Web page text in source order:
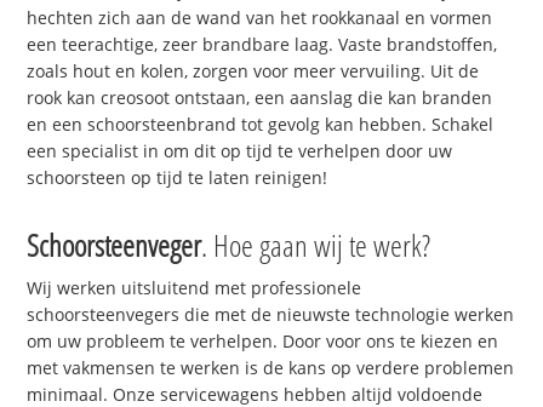
hechten zich aan de wand van het rookkanaal en vormen
een teerachtige, zeer brandbare laag. Vaste brandstoffen,
zoals hout en kolen, zorgen voor meer vervuiling. Uit de
rook kan creosoot ontstaan, een aanslag die kan branden
en een schoorsteenbrand tot gevolg kan hebben. Schakel
een specialist in om dit op tijd te verhelpen door uw
schoorsteen op tijd te laten reinigen!
Schoorsteenveger. Hoe gaan wij te werk?
Wij werken uitsluitend met professionele
schoorsteenvegers die met de nieuwste technologie werken
om uw probleem te verhelpen. Door voor ons te kiezen en
met vakmensen te werken is de kans op verdere problemen
minimaal. Onze servicewagens hebben altijd voldoende